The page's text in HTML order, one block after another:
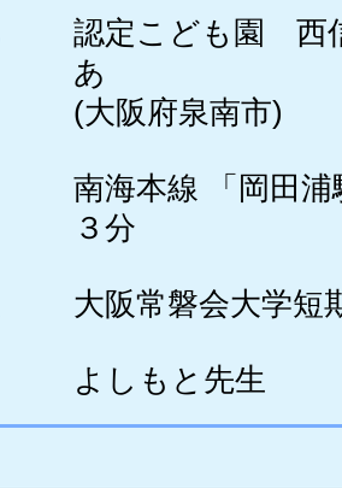
認定こども園 西
あ
(大阪府泉南市)
南海本線 「岡田浦
３分
大阪常磐会大学短
よしもと先生